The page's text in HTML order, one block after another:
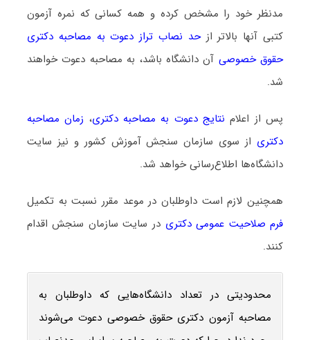
مدنظر خود را مشخص کرده و همه کسانی که نمره آزمون
کتبی آنها بالاتر ازحد نصاب تراز دعوت به مصاحبه دکتری
حقوق خصوصی آن دانشگاه باشد، به مصاحبه دعوت خواهند
شد.
پس از اعلام نتایج دعوت به مصاحبه دکتری، زمان مصاحبه
دکتری از سوی سازمان سنجش آموزش کشور و نیز سایت
دانشگاه‌ها اطلاع‌رسانی خواهد شد.
همچنین لازم است داوطلبان در موعد مقرر نسبت به تکمیل
فرم صلاحیت عمومی دکتری در سایت سازمان سنجش اقدام
کنند.
محدودیتی در تعداد دانشگاه‌هایی که داوطلبان به
مصاحبه آزمون دکتری حقوق خصوصی دعوت می‌شوند